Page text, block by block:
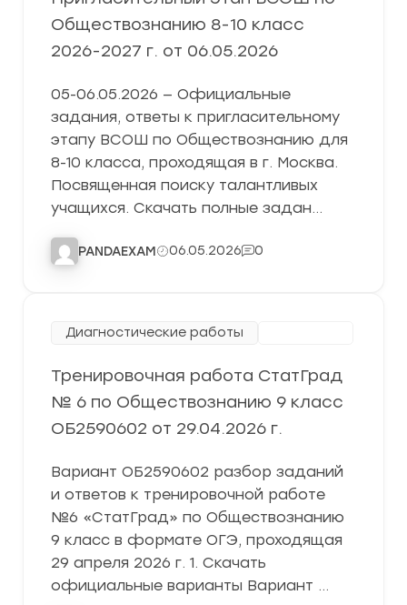
Обществознанию 8-10 класс
2026-2027 г. от 06.05.2026
05-06.05.2026 — Официальные
задания, ответы к пригласительному
этапу ВСОШ по Обществознанию для
8-10 класса, проходящая в г. Москва.
Посвященная поиску талантливых
учащихся. Скачать полные задан…
PANDAEXAM 06.05.2026 0
Диагностические работы
Тренировочная работа СтатГрад
№ 6 по Обществознанию 9 класс
ОБ2590602 от 29.04.2026 г.
Вариант ОБ2590602 разбор заданий
и ответов к тренировочной работе
№6 «СтатГрад» по Обществознанию
9 класс в формате ОГЭ, проходящая
29 апреля 2026 г. 1. Скачать
официальные варианты Вариант …